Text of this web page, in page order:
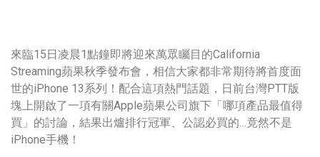
來臨15日凌晨1點鐘即將迎來萬眾矚目的California
Streaming蘋果秋季發布會，相信大家都非常期待將首度面
世的iPhone 13系列！配合這項熱門話題，日前台灣PTT版
塊上開啟了一項有關Apple蘋果公司旗下「哪項產品最值得
買」的討論，結果出爐排行冠軍、公認必買的…竟然不是
iPhone手機！